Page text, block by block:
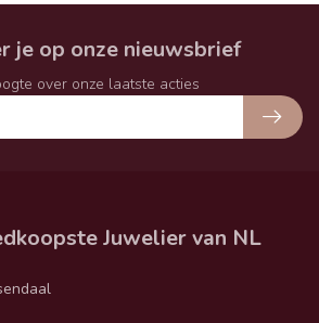
je op onze nieuwsbrief
over onze laatste acties
Juwelier van NL